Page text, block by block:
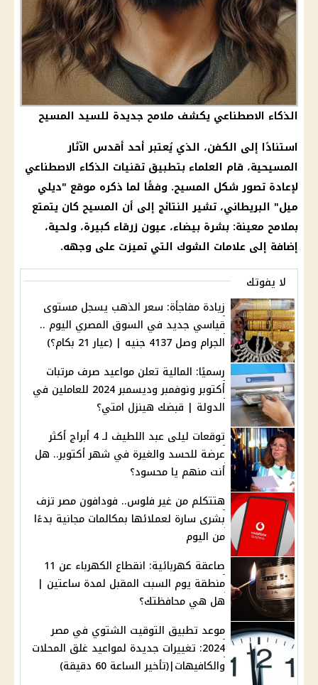
الذكاء الاصطناعي يكشف ملامح جديدة للسيد المسيح
استنادًا إلى الكفن، الذي يُعتبر أحد أقدس الآثار
المسيحية، قام العلماء بتطبيق تقنيات الذكاء الاصطناعي
لإعادة تصور شكل المسيح. وفقًا لما ذكره موقع "ديلي
ميل" البريطاني، تشير النتائج إلى أن المسيح كان يتمتع
بملامح معينة: بشرة بيضاء، عيون زرقاء كبيرة، ولحية،
إضافة إلى علامات الشوك التي تميزت على وجهه.
لا يفوتك
زيادة مفاجأة: سعر الذهب يسجل مستوى
قياسي جديد في السوق المصري اليوم ..
الجرام وصل 4137 جنيه | (عيار 21 بكام؟)
رسميًا: المالية تعلن مواعيد صرف مرتبات
أكتوبر ونوفمبر وديسمبر 2024 للعاملين في
الدولة | قبضك هينزل امتي؟
توقعات ليلى عبد اللطيف لـ 4 أبراج أكثر
عرضة للحسد والغيرة في شهر أكتوبر.. هل
أنت منهم يا محسود؟
هتتكلم من غير فلوس.. فودافون مصر تزف
بشرى سارة لعملائها بمكالمات مجانية بدءًا
من اليوم
صاعقة كهربائية: انقطاع الكهرباء عن 11
منطقة يوم السبت المقبل لمدة ساعتين |
هل هي محافظتك؟
موعد تطبيق التوقيت الشتوي في مصر
2024: تغييرات جديدة لمواعيد غلق المحلات
والكافيهات|(تأخير الساعة 60 دقيقة)